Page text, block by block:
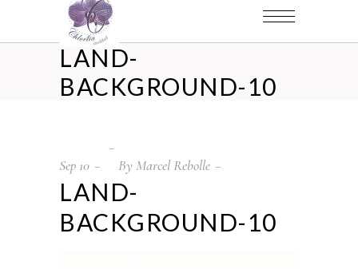
LAND-
BACKGROUND-10
Sep 10 By Marcel Rebolle
LAND-
BACKGROUND-10